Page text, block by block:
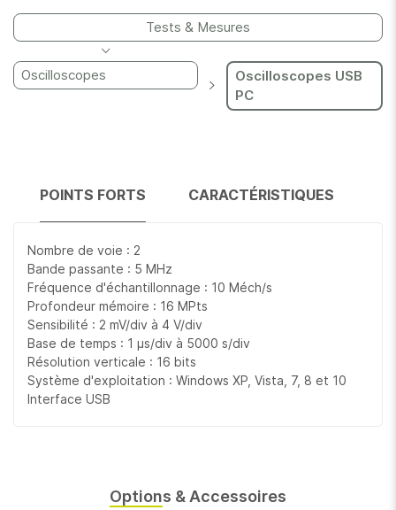
Tests & Mesures
Oscilloscopes
Oscilloscopes USB
PC
POINTS FORTS CARACTÉRISTIQUES
Nombre de voie : 2
Bande passante : 5 MHz
Fréquence d'échantillonnage : 10 Méch/s
Profondeur mémoire : 16 MPts
Sensibilité : 2 mV/div à 4 V/div
Base de temps : 1 µs/div à 5000 s/div
Résolution verticale : 16 bits
Système d'exploitation : Windows XP, Vista, 7, 8 et 10
Interface USB
Options & Accessoires